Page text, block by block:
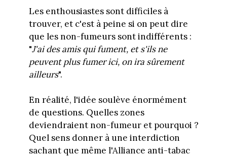
Les enthousiastes sont difficiles à
trouver, et c'est à peine si on peut dire
que les non-fumeurs sont indifférents :
"J'ai des amis qui fument, et s'ils ne
peuvent plus fumer ici, on ira sûrement
ailleurs".
En réalité, l'idée soulève énormément
de questions. Quelles zones
deviendraient non-fumeur et pourquoi ?
Quel sens donner à une interdiction
sachant que même l'Alliance anti-tabac